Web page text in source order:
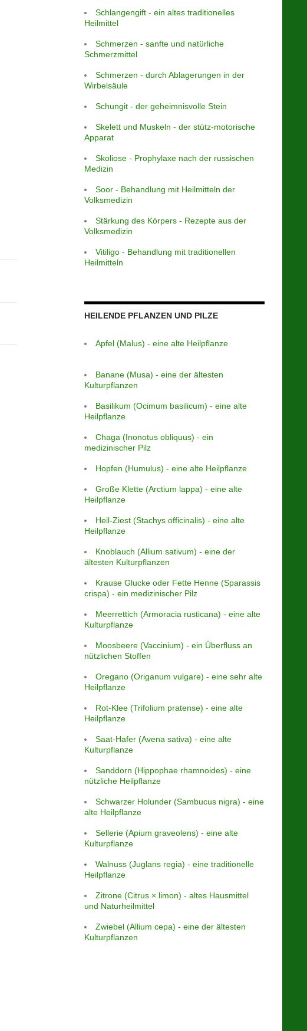
Schlangengift - ein altes traditionelles
Heilmittel
Schmerzen - sanfte und natürliche
Schmerzmittel
Schmerzen - durch Ablagerungen in der
Wirbelsäule
Schungit - der geheimnisvolle Stein
Skelett und Muskeln - der stütz-motorische
Apparat
Skoliose - Prophylaxe nach der russischen
Medizin
Soor - Behandlung mit Heilmitteln der
Volksmedizin
Stärkung des Körpers - Rezepte aus der
Volksmedizin
Vitiligo - Behandlung mit traditionellen
Heilmitteln
HEILENDE PFLANZEN UND PILZE
Apfel (Malus) - eine alte Heilpflanze
Banane (Musa) - eine der ältesten
Kulturpflanzen
Basilikum (Ocimum basilicum) - eine alte
Heilpflanze
Chaga (Inonotus obliquus) - ein
medizinischer Pilz
Hopfen (Humulus) - eine alte Heilpflanze
Große Klette (Arctium lappa) - eine alte
Heilpflanze
Heil-Ziest (Stachys officinalis) - eine alte
Heilpflanze
Knoblauch (Allium sativum) - eine der
ältesten Kulturpflanzen
Krause Glucke oder Fette Henne (Sparassis
crispa) - ein medizinischer Pilz
Meerrettich (Armoracia rusticana) - eine alte
Kulturpflanze
Moosbeere (Vaccinium) - ein Überfluss an
nützlichen Stoffen
Oregano (Origanum vulgare) - eine sehr alte
Heilpflanze
Rot-Klee (Trifolium pratense) - eine alte
Heilpflanze
Saat-Hafer (Avena sativa) - eine alte
Kulturpflanze
Sanddorn (Hippophae rhamnoides) - eine
nützliche Heilpflanze
Schwarzer Holunder (Sambucus nigra) - eine
alte Heilpflanze
Sellerie (Apium graveolens) - eine alte
Kulturpflanze
Walnuss (Juglans regia) - eine traditionelle
Heilpflanze
Zitrone (Citrus × limon) - altes Hausmittel
und Naturheilmittel
Zwiebel (Allium cepa) - eine der ältesten
Kulturpflanzen